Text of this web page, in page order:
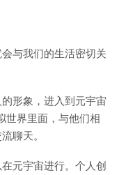
与我们的生活密切关
形象，进入到元宇宙
世界里面，与他们相
聊天。
元宇宙进行。个人创